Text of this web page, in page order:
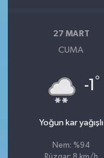
27 MART
CUMA
-1 °
Yoğun kar yağışlı
Nem: %94